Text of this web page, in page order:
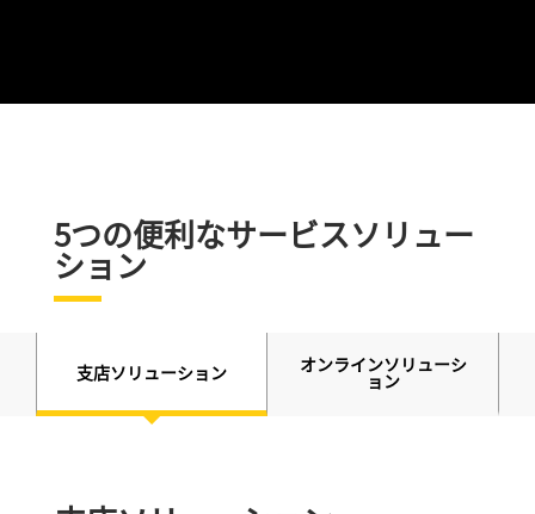
5つの便利なサービスソリュー
ション
支店ソリューション オンラインソリューシ
ョン